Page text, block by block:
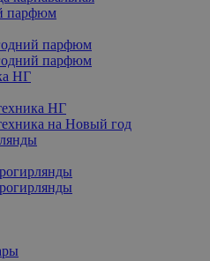
парфюм
парфюм
парфюм
НГ
НГ
на Новый год